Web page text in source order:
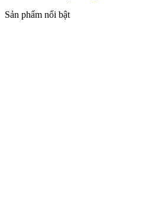
Sản phẩm nổi bật